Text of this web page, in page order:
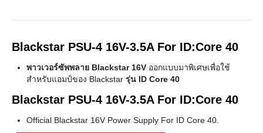
Blackstar PSU-4 16V-3.5A For ID:Core 40
พาวเวอร์ซัพพลาย Blackstar 16V ออกแบบมาพิเศษเพื่อใช้
สำหรับแอมป์ของ Blackstar รุ่น ID Core 40
Blackstar PSU-4 16V-3.5A For ID:Core 40
Official Blackstar 16V Power Supply For ID Core 40.